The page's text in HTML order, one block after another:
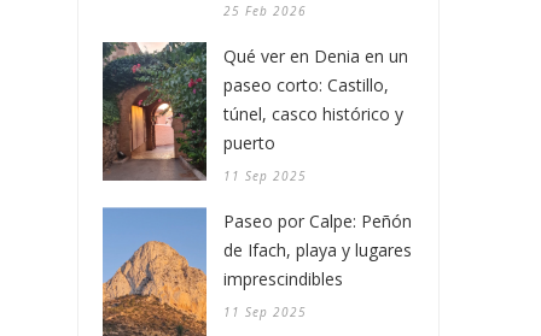
25 Feb 2026
Qué ver en Denia en un
paseo corto: Castillo,
túnel, casco histórico y
puerto
11 Sep 2025
Paseo por Calpe: Peñón
de Ifach, playa y lugares
imprescindibles
11 Sep 2025